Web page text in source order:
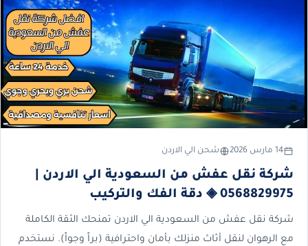
14 مارس 2026 شحن الي الاردن
شركة نقل عفش من السعودية الي الاردن |
0568829975 ◈ دقة الفك والتركيب
شركة نقل عفش من السعودية الي الاردن تمنحك الثقة الكاملة
مع الرهوان لنقل أثاث منزلك بأمان واحترافية (براً وجواً). نستخدم